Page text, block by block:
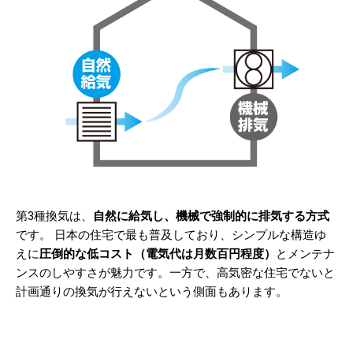
第3種換気は、
自然に給気し、機械で強制的に排気する方式
です。 日本の住宅で最も普及しており、シンプルな構造ゆ
えに圧倒的な低コスト（電気代は月数百円程度）
とメンテナ
ンスのしやすさが魅力です。一方で、高気密な住宅でないと
計画通りの換気が行えないという側面もあります。